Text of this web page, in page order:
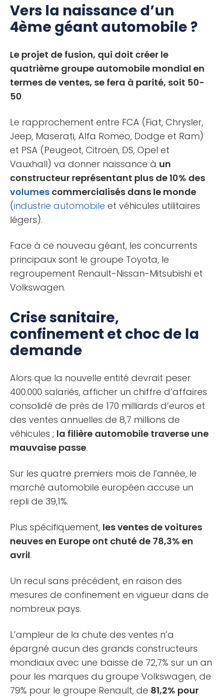
Vers la naissance d’un
4ème géant automobile ?
Le projet de fusion, qui doit créer le
quatrième groupe automobile mondial en
termes de ventes, se fera à parité, soit 50-
50.
Le rapprochement entre FCA (Fiat, Chrysler,
Jeep, Maserati, Alfa Romeo, Dodge et Ram)
et PSA (Peugeot, Citroën, DS, Opel et
Vauxhall) va donner naissance à un
constructeur représentant plus de 10% des
volumes commercialisés dans le monde
(industrie automobile et véhicules utilitaires
légers).
Face à ce nouveau géant, les concurrents
principaux sont le groupe Toyota, le
regroupement Renault-Nissan-Mitsubishi et
Volkswagen.
Crise sanitaire,
confinement et choc de la
demande
Alors que la nouvelle entité devrait peser
400.000 salariés, afficher un chiffre d’affaires
consolidé de près de 170 milliards d’euros et
des ventes annuelles de 8,7 millions de
véhicules ; la filière automobile traverse une
mauvaise passe.
Sur les quatre premiers mois de l’année, le
marché automobile européen accuse un
repli de 39,1%.
Plus spécifiquement, les ventes de voitures
neuves en Europe ont chuté de 78,3% en
avril.
Un recul sans précédent, en raison des
mesures de confinement en vigueur dans de
nombreux pays.
L’ampleur de la chute des ventes n’a
épargné aucun des grands constructeurs
mondiaux avec une baisse de 72,7% sur un an
pour les marques du groupe Volkswagen, de
79% pour le groupe Renault, de 81,2% pour